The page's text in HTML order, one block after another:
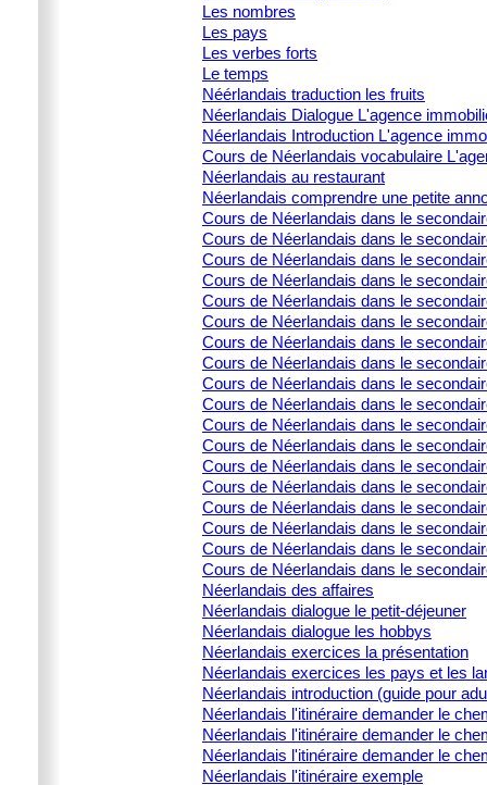
Les nombres
Les pays
Les verbes forts
Le temps
Néérlandais traduction les fruits
Néerlandais Dialogue L'agence
Néerlandais Introduction L'agence
Cours de Néerlandais vocabulaire
Néerlandais au restaurant
Néerlandais comprendre une petite
Cours de Néerlandais dans le
Cours de Néerlandais dans le
Cours de Néerlandais dans le
Cours de Néerlandais dans le
Cours de Néerlandais dans le
Cours de Néerlandais dans le
Cours de Néerlandais dans le
Cours de Néerlandais dans le
Cours de Néerlandais dans le
Cours de Néerlandais dans le
Cours de Néerlandais dans le
Cours de Néerlandais dans le
Cours de Néerlandais dans le
Cours de Néerlandais dans le
Cours de Néerlandais dans le
Cours de Néerlandais dans le
Cours de Néerlandais dans le
Cours de Néerlandais dans le
Néerlandais des affaires
Néerlandais dialogue le petit-déjeuner
Néerlandais dialogue les hobbys
Néerlandais exercices la présentation
Néerlandais exercices les pays et les
Néerlandais introduction (guide pour
Néerlandais l'itinéraire demander le
Néerlandais l'itinéraire demander le
Néerlandais l'itinéraire demander le
Néerlandais l'itinéraire exemple